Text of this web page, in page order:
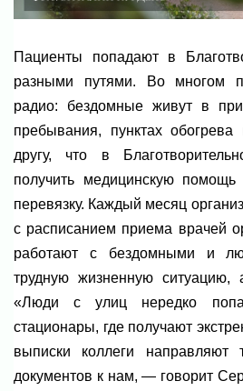
Пациенты попадают в
разными путями. Во многом
радио: бездомные живут в
пребывания, пунктах
другу, что в
получить медицинскую
перевязку. Каждый месяц
с расписанием приема врачей
работают с бездомными и
трудную жизненную
«Люди с улиц нередко
стационары, где получают
выписки коллеги направляют
документов к нам, — говорит